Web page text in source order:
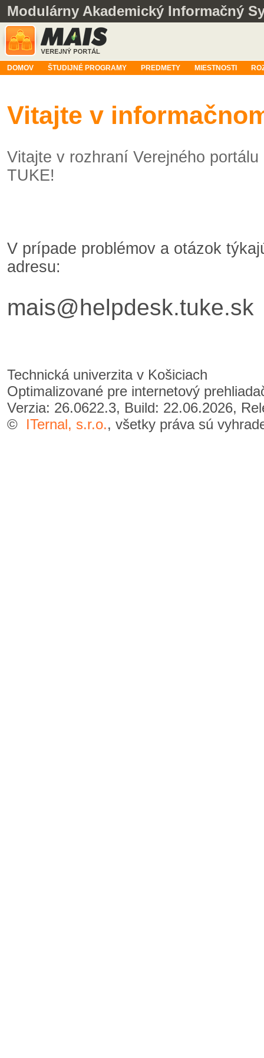
Modulárny Akademický Informačný
DOMOV ŠTUDIJNÉ PROGRAMY PREDMETY MIESTNOSTI
Vitajte v
Vitajte v rozhraní Verejného
TUKE!
V prípade problémov a otázok
adresu:
mais@helpdesk.tuke.sk
Technická univerzita v Košiciach
Optimalizované pre internetový
Verzia: 26.0622.3, Build: 22.06.2026,
© ITernal, s.r.o., všetky práva sú